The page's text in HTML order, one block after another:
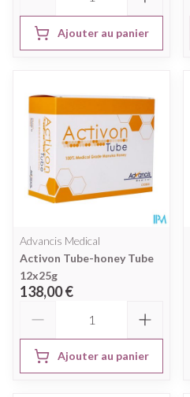
Ajouter au panier
Advancis Medical
Activon Tube-honey Tube
12x25g
138,00 €
Ajouter au panier